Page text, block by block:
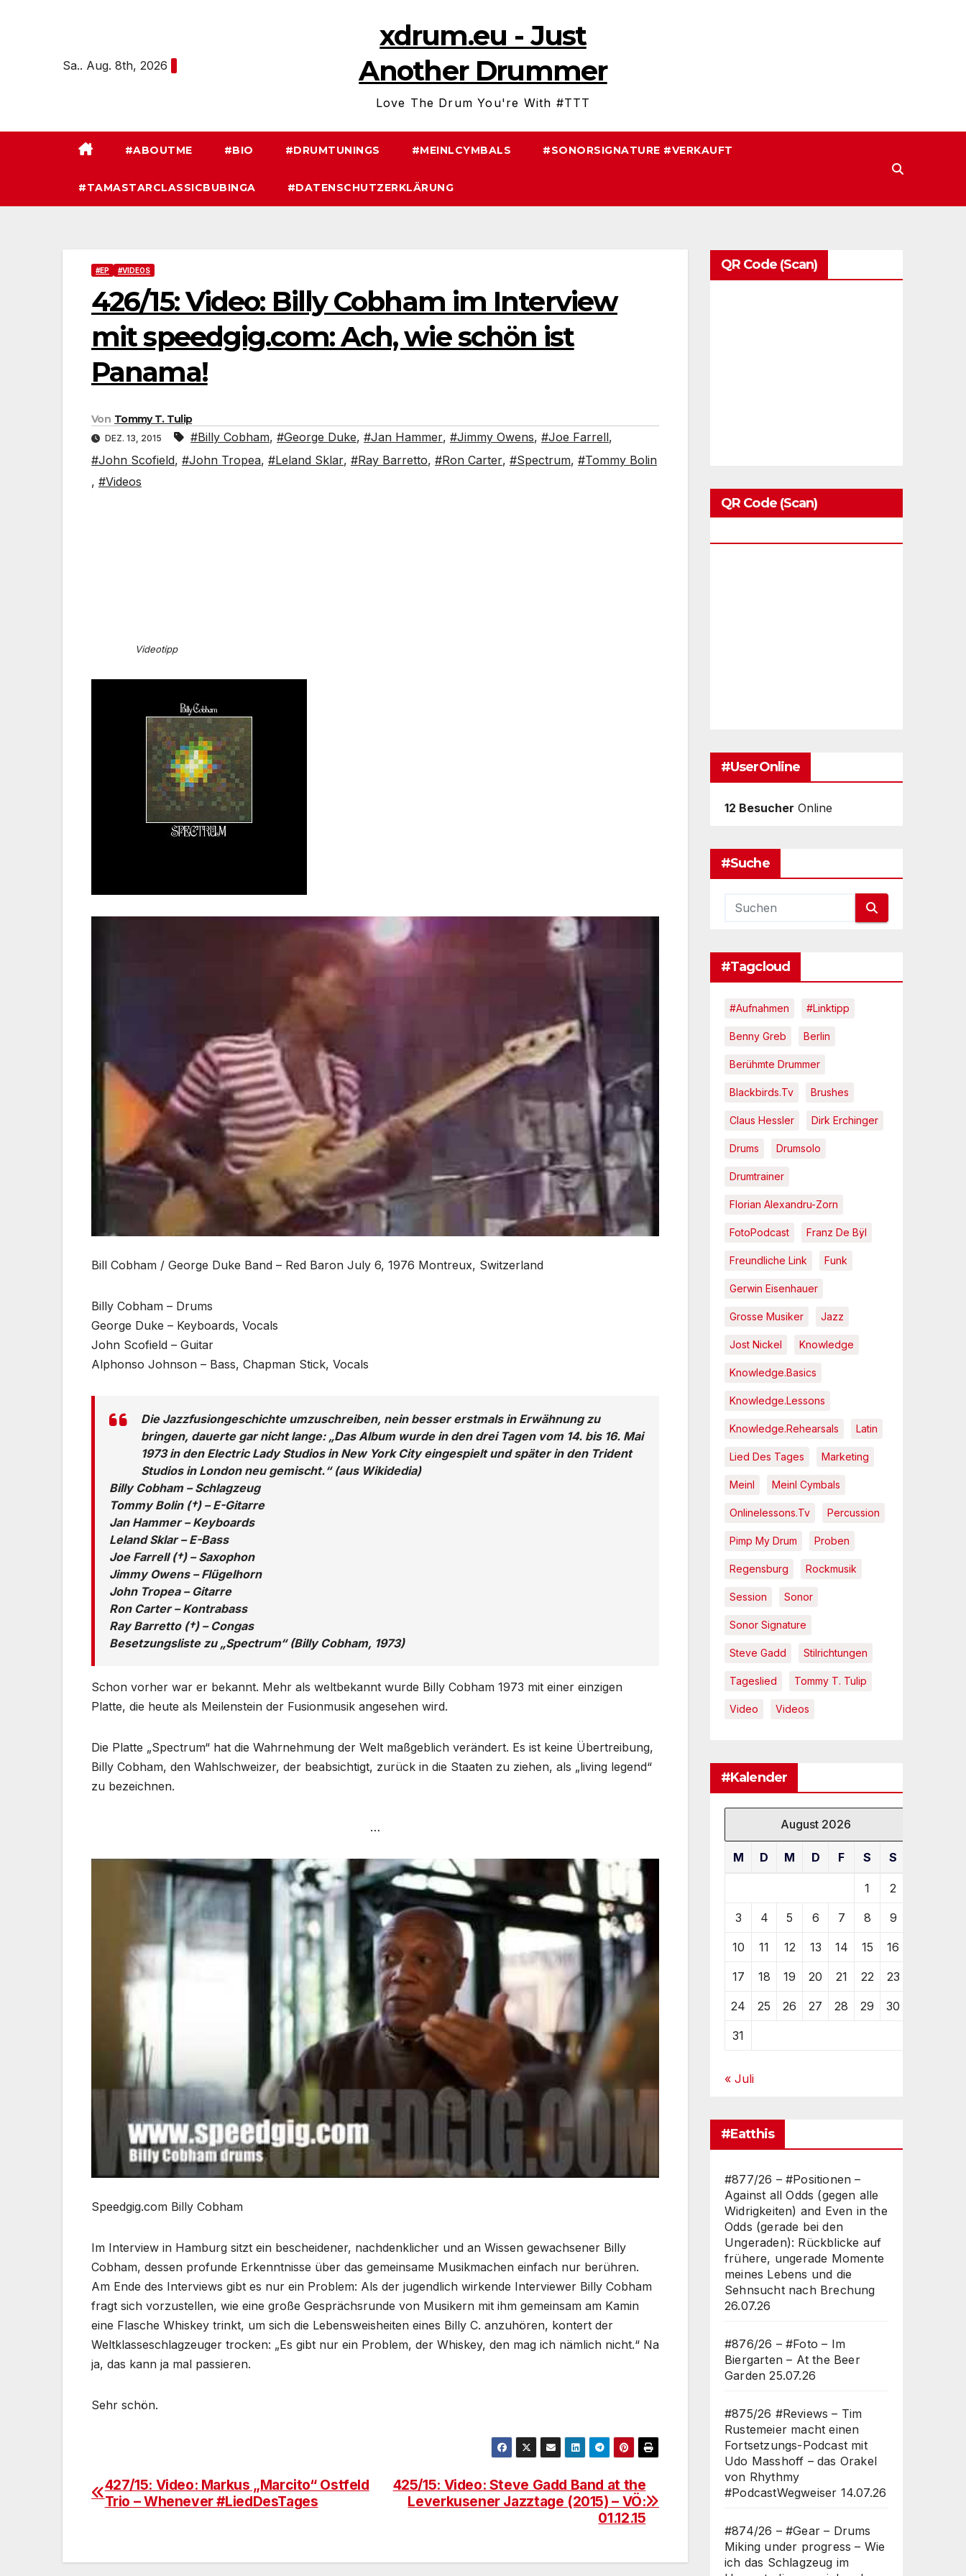
Sa.. Aug. 8th, 2026
xdrum.eu - Just
Another Drummer
Love The Drum You're With #TTT
#ABOUTME #BIO #DRUMTUNINGS #MEINLCYMBALS #SONORSIGNATURE #VERKAUFT
#TAMASTARCLASSICBUBINGA #DATENSCHUTZERKLÄRUNG
#EP #VIDEOS
426/15: Video: Billy Cobham im Interview
mit speedgig.com: Ach, wie schön ist
Panama!
Von Tommy T. Tulip
DEZ. 13, 2015 #Billy Cobham, #George Duke, #Jan Hammer, #Jimmy Owens, #Joe Farrell,
#John Scofield, #John Tropea, #Leland Sklar, #Ray Barretto, #Ron Carter, #Spectrum, #Tommy Bolin
, #Videos
Videotipp
Bill Cobham / George Duke Band – Red Baron July 6, 1976 Montreux, Switzerland
Billy Cobham – Drums
George Duke – Keyboards, Vocals
John Scofield – Guitar
Alphonso Johnson – Bass, Chapman Stick, Vocals
Die Jazzfusiongeschichte umzuschreiben, nein besser erstmals in Erwähnung zu
bringen, dauerte gar nicht lange: „Das Album wurde in den drei Tagen vom 14. bis 16. Mai
1973 in den Electric Lady Studios in New York City eingespielt und später in den Trident
Studios in London neu gemischt.“ (aus Wikidedia)
Billy Cobham – Schlagzeug
Tommy Bolin (†) – E-Gitarre
Jan Hammer – Keyboards
Leland Sklar – E-Bass
Joe Farrell (†) – Saxophon
Jimmy Owens – Flügelhorn
John Tropea – Gitarre
Ron Carter – Kontrabass
Ray Barretto (†) – Congas
Besetzungsliste zu „Spectrum“ (Billy Cobham, 1973)
Schon vorher war er bekannt. Mehr als weltbekannt wurde Billy Cobham 1973 mit einer einzigen
Platte, die heute als Meilenstein der Fusionmusik angesehen wird.
Die Platte „Spectrum“ hat die Wahrnehmung der Welt maßgeblich verändert. Es ist keine Übertreibung,
Billy Cobham, den Wahlschweizer, der beabsichtigt, zurück in die Staaten zu ziehen, als „living legend“
zu bezeichnen.
…
Speedgig.com Billy Cobham
Im Interview in Hamburg sitzt ein bescheidener, nachdenklicher und an Wissen gewachsener Billy
Cobham, dessen profunde Erkenntnisse über das gemeinsame Musikmachen einfach nur berühren.
Am Ende des Interviews gibt es nur ein Problem: Als der jugendlich wirkende Interviewer Billy Cobham
fragt sich vorzustellen, wie eine große Gesprächsrunde von Musikern mit ihm gemeinsam am Kamin
eine Flasche Whiskey trinkt, um sich die Lebensweisheiten eines Billy C. anzuhören, kontert der
Weltklasseschlagzeuger trocken: „Es gibt nur ein Problem, der Whiskey, den mag ich nämlich nicht.“ Na
ja, das kann ja mal passieren.
Sehr schön.
Beitragsnavigation
425/15: Video: Steve Gadd Band at the
Leverkusener Jazztage (2015) – VÖ:
01.12.15
427/15: Video: Markus „Marcito“ Ostfeld
Trio – Whenever #LiedDesTages
QR Code (Scan)
QR Code (Scan)
#UserOnline
12 Besucher Online
#Suche
#Tagcloud
#Aufnahmen #Linktipp
Benny Greb Berlin
Berühmte Drummer
Blackbirds.tv Brushes
Claus Hessler Dirk Erchinger
Drums Drumsolo
Drumtrainer
Florian Alexandru-Zorn
FotoPodcast Franz De Bÿl
Freundliche Link Funk
Gerwin Eisenhauer
Grosse Musiker Jazz
Jost Nickel Knowledge
Knowledge.Basics
Knowledge.Lessons
Knowledge.Rehearsals Latin
Lied Des Tages Marketing
Meinl Meinl Cymbals
Onlinelessons.tv Percussion
Pimp My Drum Proben
Regensburg Rockmusik
Session Sonor
Sonor Signature
Steve Gadd Stilrichtungen
Tageslied Tommy T. Tulip
Video Videos
#Kalender
August 2026
M D M D F S S
1 2
3 4 5 6 7 8 9
10 11 12 13 14 15 16
17 18 19 20 21 22 23
24 25 26 27 28 29 30
31
« Juli
#Eatthis
#877/26 – #Positionen –
Against all Odds (gegen alle
Widrigkeiten) and Even in the
Odds (gerade bei den
Ungeraden): Rückblicke auf
frühere, ungerade Momente
meines Lebens und die
Sehnsucht nach Brechung
26.07.26
#876/26 – #Foto – Im
Biergarten – At the Beer
Garden 25.07.26
#875/26 #Reviews – Tim
Rustemeier macht einen
Fortsetzungs-Podcast mit
Udo Masshoff – das Orakel
von Rhythmy
#PodcastWegweiser 14.07.26
#874/26 – #Gear – Drums
Miking under progress – Wie
ich das Schlagzeug im